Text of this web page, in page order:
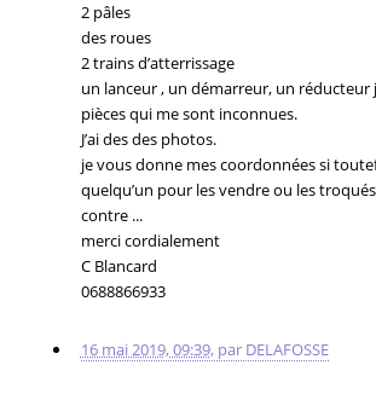
2 pâles
des roues
2 trains d’atterrissage
un lanceur , un démarreur, un réducteur
pièces qui me sont inconnues.
J’ai des des photos.
je vous donne mes coordonnées si
quelqu’un pour les vendre ou les
contre ...
merci cordialement
C Blancard
0688866933
16 mai 2019, 09:39, par DELAFOSSE